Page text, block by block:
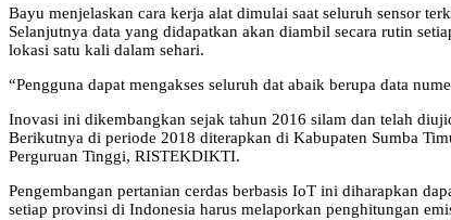
Bayu menjelaskan cara kerja alat dimulai saat seluruh sensor
Selanjutnya data yang didapatkan akan diambil secara rutin
lokasi satu kali dalam sehari.
“Pengguna dapat mengakses seluruh dat abaik berupa data
Inovasi ini dikembangkan sejak tahun 2016 silam dan telah
Berikutnya di periode 2018 diterapkan di Kabupaten Sumba
Perguruan Tinggi, RISTEKDIKTI.
Pengembangan pertanian cerdas berbasis IoT ini diharapkan
setiap provinsi di Indonesia harus melaporkan penghitungan